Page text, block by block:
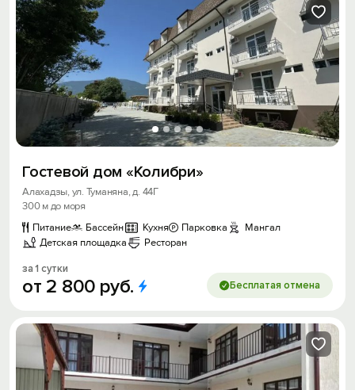
Гостевой дом «Колибри»
Алахадзы, ул. Туманяна, д. 44Г
300 м до моря
Питание
Бассейн Кухня Парковка
Мангал
Детская площадка
Ресторан
за 1 сутки
от 2 800 руб. Бесплатая отмена